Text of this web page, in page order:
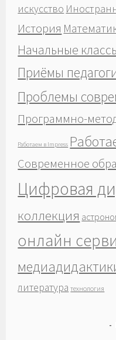
искусство
История
Начальные
Приёмы
Проблемы
Программно-
Работаем в Impress
Современное
Цифровая
коллекция
онлайн
литература технология